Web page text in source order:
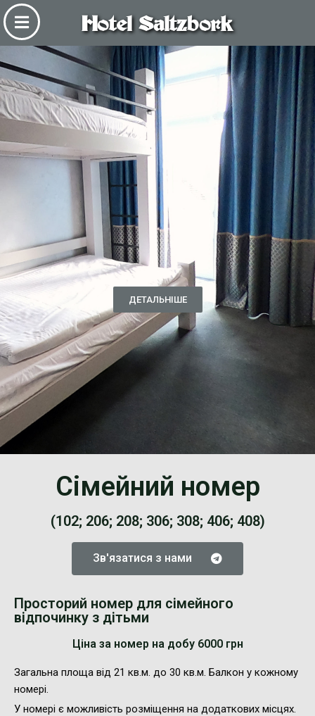
Hotel Saltzbork
ДЕТАЛЬНІШЕ
Сімейний номер
(102; 206; 208; 306; 308; 406; 408)
Зв'язатися з нами
Просторий номер для сімейного
відпочинку з дітьми
Ціна за номер на добу 6000 грн
Загальна площа від 21 кв.м. до 30 кв.м. Балкон у кожному
номері.
У номері є можливість розміщення на додаткових місцях.